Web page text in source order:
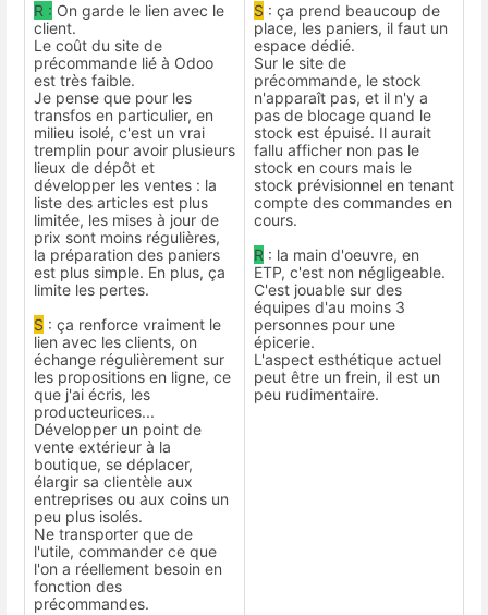
R : On garde le lien avec le
client.
Le coût du site de
précommande lié à Odoo
est très faible.
Je pense que pour les
transfos en particulier, en
milieu isolé, c'est un vrai
tremplin pour avoir plusieurs
lieux de dépôt et
développer les ventes : la
liste des articles est plus
limitée, les mises à jour de
prix sont moins régulières,
la préparation des paniers
est plus simple. En plus, ça
limite les pertes.
S : ça renforce vraiment le
lien avec les clients, on
échange régulièrement sur
les propositions en ligne, ce
que j'ai écris, les
producteurices...
Développer un point de
vente extérieur à la
boutique, se déplacer,
élargir sa clientèle aux
entreprises ou aux coins un
peu plus isolés.
Ne transporter que de
l'utile, commander ce que
l'on a réellement besoin en
fonction des
précommandes.
S : ça prend beaucoup de
place, les paniers, il faut un
espace dédié.
Sur le site de
précommande, le stock
n'apparaît pas, et il n'y a
pas de blocage quand le
stock est épuisé. Il aurait
fallu afficher non pas le
stock en cours mais le
stock prévisionnel en tenant
compte des commandes en
cours.
R : la main d'oeuvre, en
ETP, c'est non négligeable.
C'est jouable sur des
équipes d'au moins 3
personnes pour une
épicerie.
L'aspect esthétique actuel
peut être un frein, il est un
peu rudimentaire.